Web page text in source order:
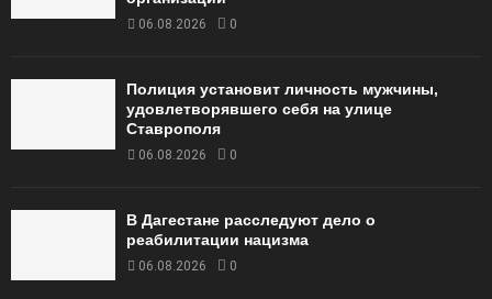
06.08.2026 0
Полиция установит личность мужчины,
удовлетворявшего себя на улице
Ставрополя
06.08.2026 0
В Дагестане расследуют дело о
реабилитации нацизма
06.08.2026 0